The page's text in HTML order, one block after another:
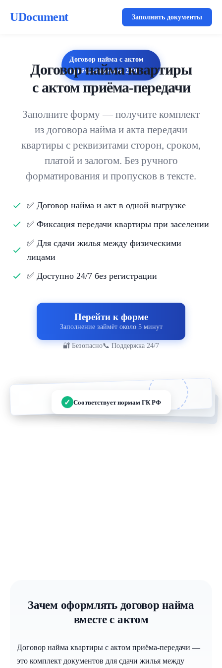
UDocument Заполнить документы
Договор найма с актом
приёма-передачи2026
Договор найма квартиры
с актом приёма-передачи
Заполните форму — получите комплект
из договора найма и акта передачи
квартиры с реквизитами сторон, сроком,
платой и залогом. Без ручного
форматирования и пропусков в тексте.
✅ Договор найма и акт в одной выгрузке
✅ Фиксация передачи квартиры при заселении
✅ Для сдачи жилья между физическими
лицами
✅ Доступно 24/7 без регистрации
Перейти к форме
Заполнение займёт около 5 минут
🔐 Безопасно📞 Поддержка 24/7
ДОГОВОР НАЙМА + АКТ
ПОДПИСИ СТОРОН
✓ Соответствует нормам ГК РФ
Зачем оформлять договор найма
вместе с актом
Договор найма квартиры с актом приёма-передачи —
это комплект документов для сдачи жилья между